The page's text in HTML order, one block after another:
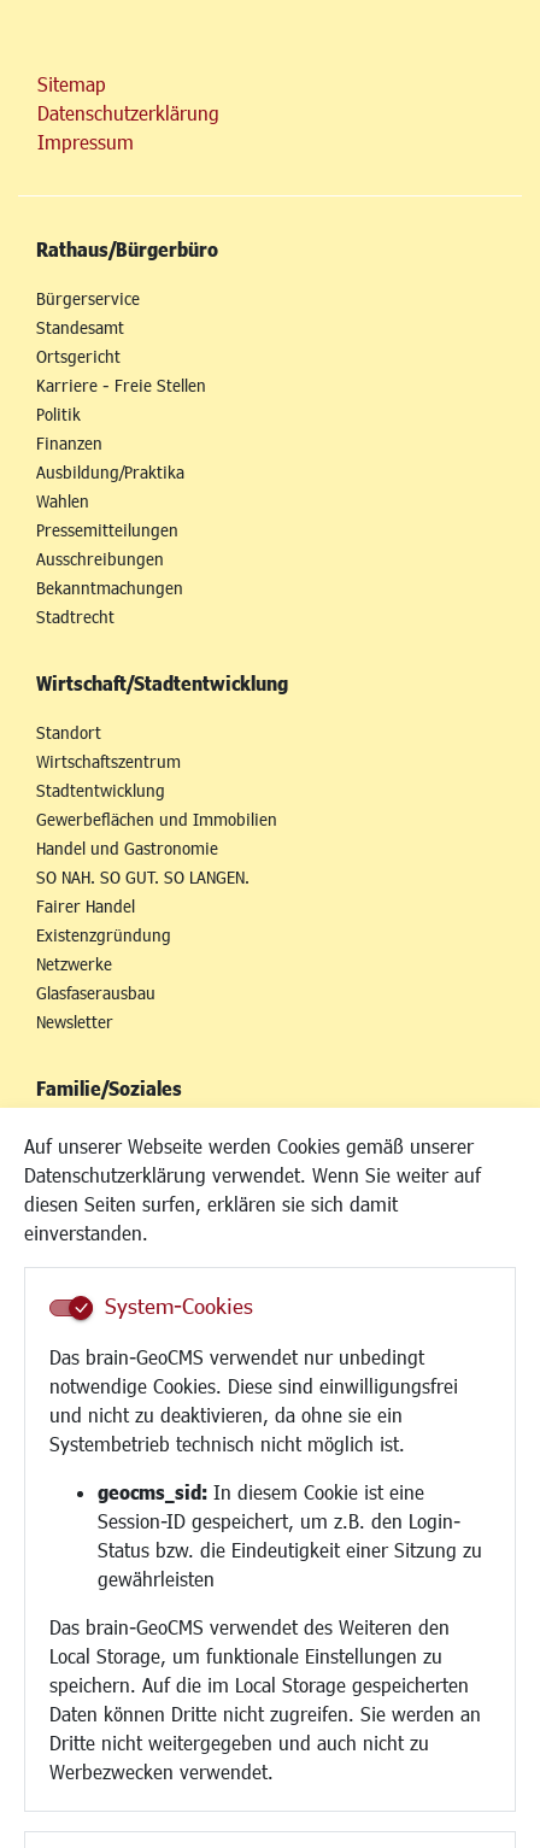
Auf unserer Webseite werden Cookies gemäß unserer
Datenschutzerklärung verwendet. Wenn Sie weiter auf
diesen Seiten surfen, erklären sie sich damit
einverstanden.
System-Cookies
Das brain-GeoCMS verwendet nur unbedingt
notwendige Cookies. Diese sind einwilligungsfrei
und nicht zu deaktivieren, da ohne sie ein
Systembetrieb technisch nicht möglich ist.
geocms_sid: In diesem Cookie ist eine
Session-ID gespeichert, um z.B. den Login-
Status bzw. die Eindeutigkeit einer Sitzung zu
gewährleisten
Das brain-GeoCMS verwendet des Weiteren den
Local Storage, um funktionale Einstellungen zu
speichern. Auf die im Local Storage gespeicherten
Daten können Dritte nicht zugreifen. Sie werden an
Dritte nicht weitergegeben und auch nicht zu
Werbezwecken verwendet.
Sitemap
Datenschutzerklärung
Impressum
Rathaus/Bürgerbüro
Bürgerservice
Standesamt
Ortsgericht
Karriere - Freie Stellen
Politik
Finanzen
Ausbildung/Praktika
Wahlen
Pressemitteilungen
Ausschreibungen
Bekanntmachungen
Stadtrecht
Wirtschaft/Stadtentwicklung
Standort
Wirtschaftszentrum
Stadtentwicklung
Gewerbeflächen und Immobilien
Handel und Gastronomie
SO NAH. SO GUT. SO LANGEN.
Fairer Handel
Existenzgründung
Netzwerke
Glasfaserausbau
Newsletter
Familie/Soziales
Kinderbetreuung
Kinder und Jugend
Institutionen für Familien
Frauen
Schule
Demokratie leben
Ukrainehilfe
Hilfe für Geflüchtete
Religion
Bauen/Umwelt/Mobilität
Bebauungsplanung
Verkehr/Mobilität
Glasfaserausbau
Aktuelle Baustellen
Paddelteich
CINDY S
Kultur/Freizeit/Tourismus